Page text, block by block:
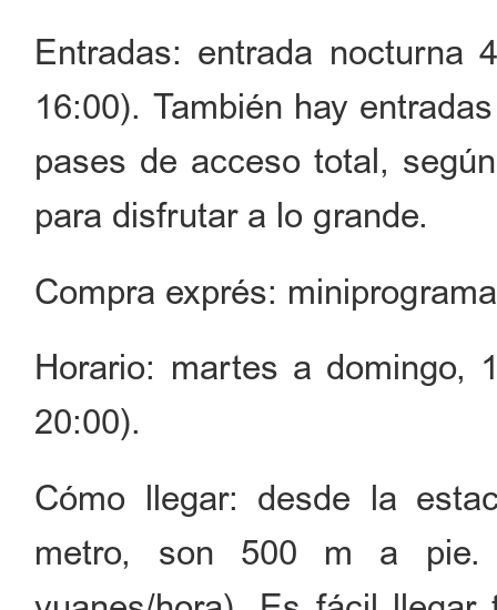
Entradas: entrada nocturna
16:00). También hay
pases de acceso total,
para disfrutar a lo grande.
Compra exprés:
Horario: martes a domingo,
20:00).
Cómo llegar: desde la
metro, son 500 m a pie.